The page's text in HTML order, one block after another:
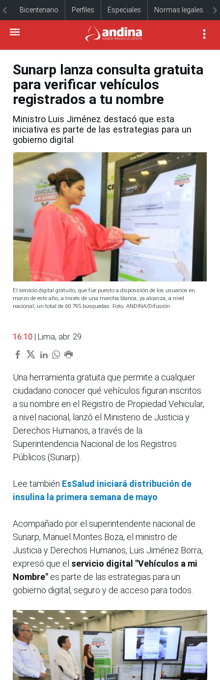
Bicentenario Perfiles Especiales Normas legales
Sunarp lanza consulta gratuita
para verificar vehículos
registrados a tu nombre
Ministro Luis Jiménez destacó que esta
iniciativa es parte de las estrategias para un
gobierno digital
El servicio digital gratuito, que fue puesto a disposición de los usuarios en
marzo de este año, a través de una marcha blanca, ya alcanza, a nivel
nacional, un total de 60 795 búsquedas. Foto. ANDINA/Difusión
16:10 | Lima, abr. 29.
Una herramienta gratuita que permite a cualquier
ciudadano conocer qué vehículos figuran inscritos
a su nombre en el Registro de Propiedad Vehicular,
a nivel nacional, lanzó el Ministerio de Justicia y
Derechos Humanos, a través de la
Superintendencia Nacional de los Registros
Públicos (Sunarp).
Lee también EsSalud iniciará distribución de
insulina la primera semana de mayo
Acompañado por el superintendente nacional de
Sunarp, Manuel Montes Boza, el ministro de
Justicia y Derechos Humanos, Luis Jiménez Borra,
expresó que el servicio digital "Vehículos a mi
Nombre" es parte de las estrategias para un
gobierno digital, seguro y de acceso para todos.